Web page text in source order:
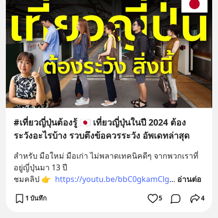
#เที่ยวญี่ปุ่นต้องรู้ 🇯🇵 เที่ยวญี่ปุ่นในปี 2024 ต้อง
ระวังอะไรบ้าง รวบตึงข้อควรระวัง อัพเดทล่าสุด
สำหรับ มือใหม่ มือเก่า ไม่พลาดเทคนิคดีๆ จากพวกเราที่
อยู่ญี่ปุ่นมา 13 ปี
ชมคลิป 👉 https://youtu.be/bbC0gkamClg... อ่านต่อ
1 บันทึก 5 4